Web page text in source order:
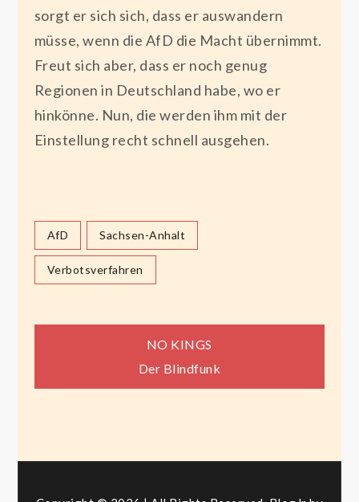
sorgt er sich sich, dass er auswandern
müsse, wenn die AfD die Macht übernimmt.
Freut sich aber, dass er noch genug
Regionen in Deutschland habe, wo er
hinkönne. Nun, die werden ihm mit der
Einstellung recht schnell ausgehen.
AfD Sachsen-Anhalt
Verbotsverfahren
Beitragsnavigation
NO KINGS
Der Blindfunk